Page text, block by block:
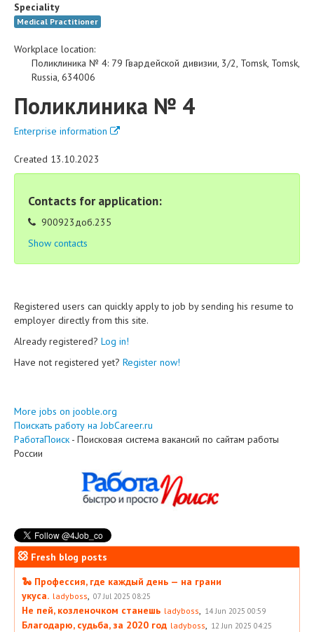
Speciality
Medical Practitioner
Workplace location:
Поликлиника № 4: 79 Гвардейской дивизии, 3/2, Tomsk, Tomsk,
Russia, 634006
Поликлиника № 4
Enterprise information
Created 13.10.2023
Contacts for application:
900923доб.235
Show contacts
Registered users can quickly apply to job by sending his resume to
employer directly from this site.
Already registered? Log in!
Have not registered yet? Register now!
More jobs on jooble.org
Поискать работу на JobCareer.ru
РаботаПоиск - Поисковая система вакансий по сайтам работы
России
Fresh blog posts
🐍 Профессия, где каждый день — на грани
укуса. ladyboss 07 Jul 2025 08:25
Не пей, козленочком станешь ladyboss 14 Jun 2025 00:59
Благодарю, судьба, за 2020 год ladyboss 12 Jun 2025 04:25